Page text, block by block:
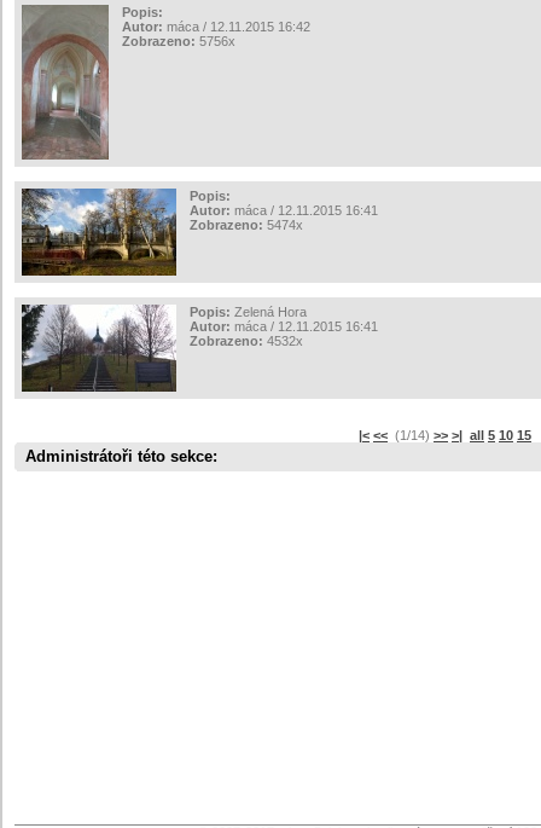
Popis:
Autor: máca / 12.11.2015 16:42
Zobrazeno: 5756x
Popis:
Autor: máca / 12.11.2015 16:41
Zobrazeno: 5474x
Popis: Zelená Hora
Autor: máca / 12.11.2015 16:41
Zobrazeno: 4532x
|< << (1/14) >> >| all 5 10 15
Administrátoři této sekce: